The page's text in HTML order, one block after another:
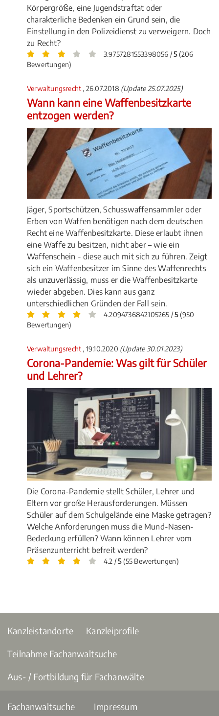
Körpergröße, eine Jugendstraftat oder
charakterliche Bedenken ein Grund sein, die
Einstellung in den Polizeidienst zu verweigern. Doch
zu Recht?
3.9757281553398056 /5(206
Bewertungen)
Verwaltungsrecht , 26.07.2018 (Update 25.07.2025)
Wann kann eine Waffenbesitzkarte
entzogen werden?
Jäger, Sportschützen, Schusswaffensammler oder
Erben von Waffen benötigen nach dem deutschen
Recht eine Waffenbesitzkarte. Diese erlaubt ihnen
eine Waffe zu besitzen, nicht aber – wie ein
Waffenschein - diese auch mit sich zu führen. Zeigt
sich ein Waffenbesitzer im Sinne des Waffenrechts
als unzuverlässig, muss er die Waffenbesitzkarte
wieder abgeben. Dies kann aus ganz
unterschiedlichen Gründen der Fall sein.
4.2094736842105265 /5(950
Bewertungen)
Verwaltungsrecht , 19.10.2020 (Update 30.01.2023)
Corona-Pandemie: Was gilt für Schüler
und Lehrer?
Die Corona-Pandemie stellt Schüler, Lehrer und
Eltern vor große Herausforderungen. Müssen
Schüler auf dem Schulgelände eine Maske getragen?
Welche Anforderungen muss die Mund-Nasen-
Bedeckung erfüllen? Wann können Lehrer vom
Präsenzunterricht befreit werden?
4.2 /5(55 Bewertungen)
Kanzleistandorte Kanzleiprofile
Teilnahme Fachanwaltsuche
Aus- / Fortbildung für Fachanwälte
Fachanwaltsuche Impressum